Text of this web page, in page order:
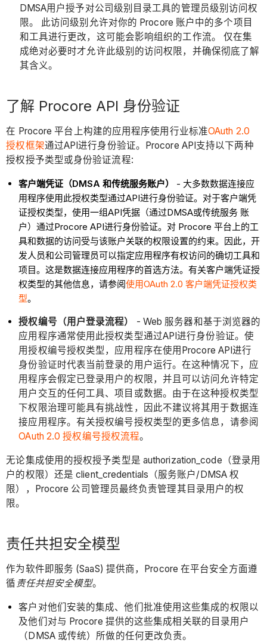
DMSA用户授予对公司级别目录工具的管理员级别访问权
限。 此访问级别允许对你的 Procore 账户中的多个项目
和工具进行更改，这可能会影响组织的工作流。 仅在集
成绝对必要时才允许此级别的访问权限，并确保彻底了解
其含义。
了解 Procore API 身份验证
在 Procore 平台上构建的应用程序使用行业标准OAuth 2.0
授权框架通过API进行身份验证。Procore API支持以下两种
授权授予类型或身份验证流程:
客户端凭证（DMSA 和传统服务账户）
- 大多数数据连接应
用程序使用此授权类型通过API进行身份验证。对于客户端凭
证授权类型，使用一组API凭据（通过DMSA或传统服务 账
户）通过Procore API进行身份验证。对 Procore 平台上的工
具和数据的访问受与该账户关联的权限设置的约束。因此，开
发人员和公司管理员可以指定应用程序有权访问的确切工具和
项目。这是数据连接应用程序的首选方法。有关客户端凭证授
权类型的其他信息，请参阅使用OAuth 2.0 客户端凭证授权类
型。
授权编号（用户登录流程）
- Web 服务器和基于浏览器的
应用程序通常使用此授权类型通过API进行身份验证。使
用授权编号授权类型，应用程序在使用Procore API进行
身份验证时代表当前登录的用户运行。在这种情况下，应
用程序会假定已登录用户的权限，并且可以访问允许特定
用户交互的任何工具、项目或数据。由于在这种授权类型
下权限治理可能具有挑战性，因此不建议将其用于数据连
接应用程序。有关授权编号授权类型的更多信息，请参阅
OAuth 2.0 授权编号授权流程。
无论集成使用的授权授予类型是 authorization_code（登录用
户的权限）还是 client_credentials（服务账户/DMSA 权
限），Procore 公司管理员最终负责管理其目录用户的权
限。
责任共担安全模型
作为软件即服务 (SaaS) 提供商，Procore 在平台安全方面遵
循 责任共担安全模型。
客户对他们安装的集成、他们批准使用这些集成的权限以
及他们对与 Procore 提供的这些集成相关联的目录用户
（DMSA 或传统）所做的任何更改负责。